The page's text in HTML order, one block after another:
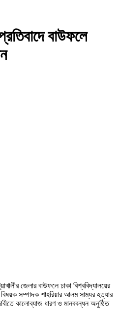
বাউফলে
জেলার বাউফলে ঢাকা বিশ্ববিদ্যালয়ের
সম্পাদক শাহরিয়ার আলম সাম্যর হত্যার
কালোব্যাজ ধারণ ও মানববন্ধন অনুষ্ঠিত